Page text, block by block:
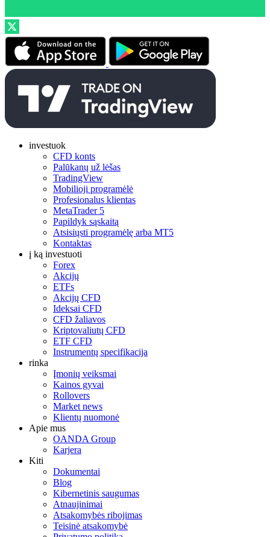
investuok
CFD konts
Palūkanų už lėšas
TradingView
Mobilioji programėlė
Profesionalus klientas
MetaTrader 5
Papildyk sąskaitą
Atsisiųsti programėlę arba MT5
Kontaktas
į ką investuoti
Forex
Akcijų
ETFs
Akcijų CFD
Ideksai CFD
CFD žaliavos
Kriptovaliutų CFD
ETF CFD
Instrumentų specifikacija
rinka
Įmonių veiksmai
Kainos gyvai
Rollovers
Market news
Klientų nuomonė
Apie mus
OANDA Group
Karjera
Kiti
Dokumentai
Blog
Kibernetinis saugumas
Atnaujinimai
Atsakomybės ribojimas
Teisinė atsakomybė